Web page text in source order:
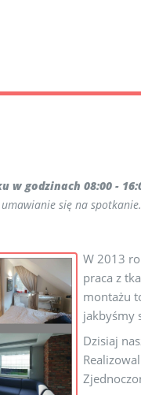
godzinach 08:00 -
się na spotkanie.
W 2013
praca z
montażu
jakbyśmy
Dzisiaj